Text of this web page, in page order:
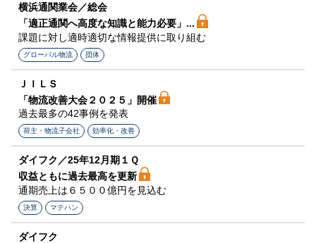
横浜通関業会／総会
「適正通関へ高度な知識と能力必要」...
課題に対し適時適切な情報提供に取り組む
グローバル物流 団体
ＪＩＬＳ
「物流改善大会２０２５」開催
過去最多の42事例を発表
荷主・物流子会社 効率化・改善
ダイフク／25年12月期１Ｑ
収益ともに過去最高を更新
通期売上は６５００億円を見込む
決算 マテハン
ダイフク